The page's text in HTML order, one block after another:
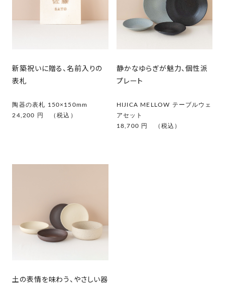
新築祝いに贈る、名前入りの
表札
陶器の表札 150×150mm
24,200 円 （税込）
静かなゆらぎが魅力、個性派
プレート
HIJICA MELLOW テーブルウェ
アセット
18,700 円 （税込）
土の表情を味わう、やさしい器